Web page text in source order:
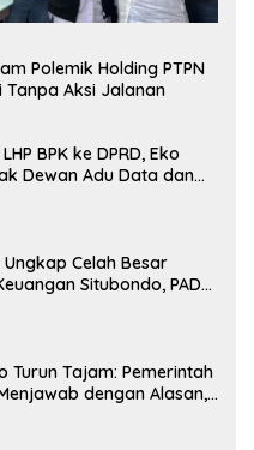
Polemik Holding PTPN
Tanpa Aksi Jalanan
BPK ke DPRD, Eko
Dewan Adu Data dan
Ungkap Celah Besar
Situbondo, PAD
Turun Tajam: Pemerintah
dengan Alasan,